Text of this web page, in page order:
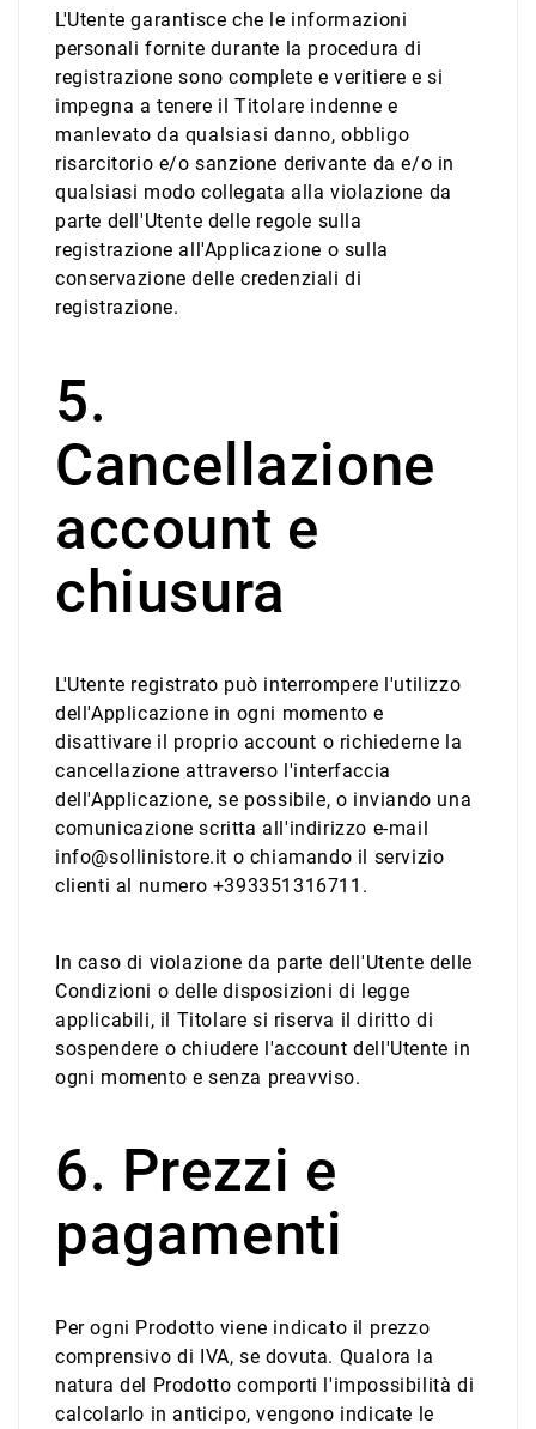
L'Utente garantisce che le informazioni
personali fornite durante la procedura di
registrazione sono complete e veritiere e si
impegna a tenere il Titolare indenne e
manlevato da qualsiasi danno, obbligo
risarcitorio e/o sanzione derivante da e/o in
qualsiasi modo collegata alla violazione da
parte dell'Utente delle regole sulla
registrazione all'Applicazione o sulla
conservazione delle credenziali di
registrazione.
5.
Cancellazione
account e
chiusura
L'Utente registrato può interrompere l'utilizzo
dell'Applicazione in ogni momento e
disattivare il proprio account o richiederne la
cancellazione attraverso l'interfaccia
dell'Applicazione, se possibile, o inviando una
comunicazione scritta all'indirizzo e-mail
info@sollinistore.it o chiamando il servizio
clienti al numero +393351316711.
In caso di violazione da parte dell'Utente delle
Condizioni o delle disposizioni di legge
applicabili, il Titolare si riserva il diritto di
sospendere o chiudere l'account dell'Utente in
ogni momento e senza preavviso.
6. Prezzi e
pagamenti
Per ogni Prodotto viene indicato il prezzo
comprensivo di IVA, se dovuta. Qualora la
natura del Prodotto comporti l'impossibilità di
calcolarlo in anticipo, vengono indicate le